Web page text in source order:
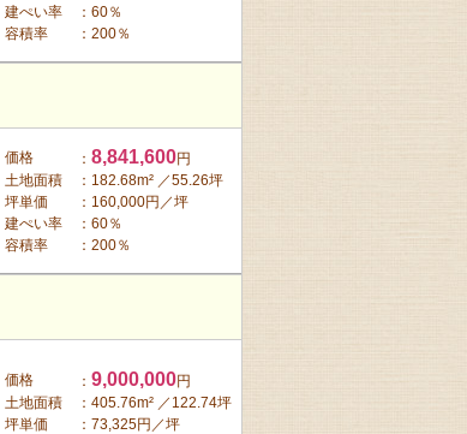
建ぺい率
：60％
容積率
：200％
価格 ： 8,841,600円
土地面積
：182.68m² ／55.26坪
坪単価
：160,000円／坪
建ぺい率
：60％
容積率
：200％
価格 ： 9,000,000円
土地面積
：405.76m² ／122.74坪
坪単価
：73,325円／坪